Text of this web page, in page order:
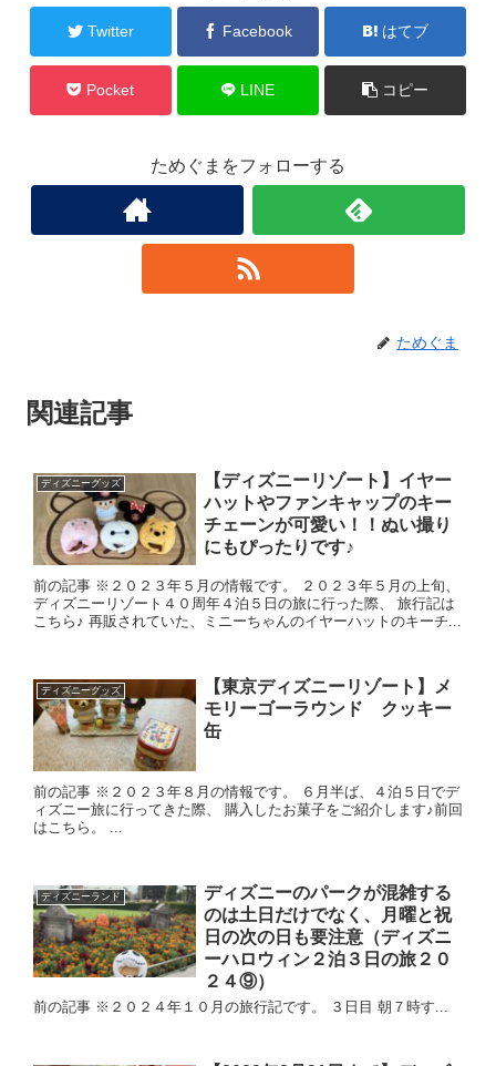
Twitter Facebook はてブ
Pocket LINE コピー
ためぐまをフォローする
ためぐま
関連記事
ディズニーグッズ
【ディズニーリゾート】イヤー
ハットやファンキャップのキー
チェーンが可愛い！！ぬい撮り
にもぴったりです♪
前の記事 ※２０２３年５月の情報です。 ２０２３年５月の上旬、
ディズニーリゾート４０周年４泊５日の旅に行った際、 旅行記は
こちら♪ 再販されていた、ミニーちゃんのイヤーハットのキーチ...
ディズニーグッズ
【東京ディズニーリゾート】メ
モリーゴーラウンド クッキー
缶
前の記事 ※２０２３年８月の情報です。 ６月半ば、４泊５日でデ
ィズニー旅に行ってきた際、 購入したお菓子をご紹介します♪前回
はこちら。 ...
ディズニーランド
ディズニーのパークが混雑する
のは土日だけでなく、月曜と祝
日の次の日も要注意（ディズニ
ーハロウィン２泊３日の旅２０
２４⑨）
前の記事 ※２０２４年１０月の旅行記です。 ３日目 朝７時す...